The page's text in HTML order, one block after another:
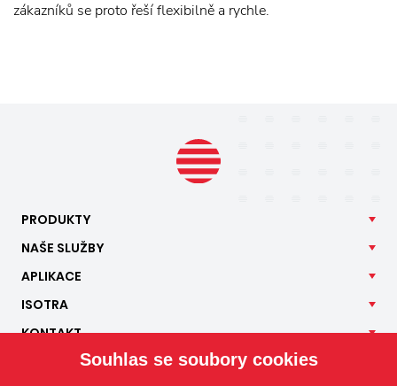
zákazníků se proto řeší flexibilně a rychle.
PRODUKTY
NAŠE SLUŽBY
APLIKACE
ISOTRA
KONTAKT
Souhlas se soubory cookies